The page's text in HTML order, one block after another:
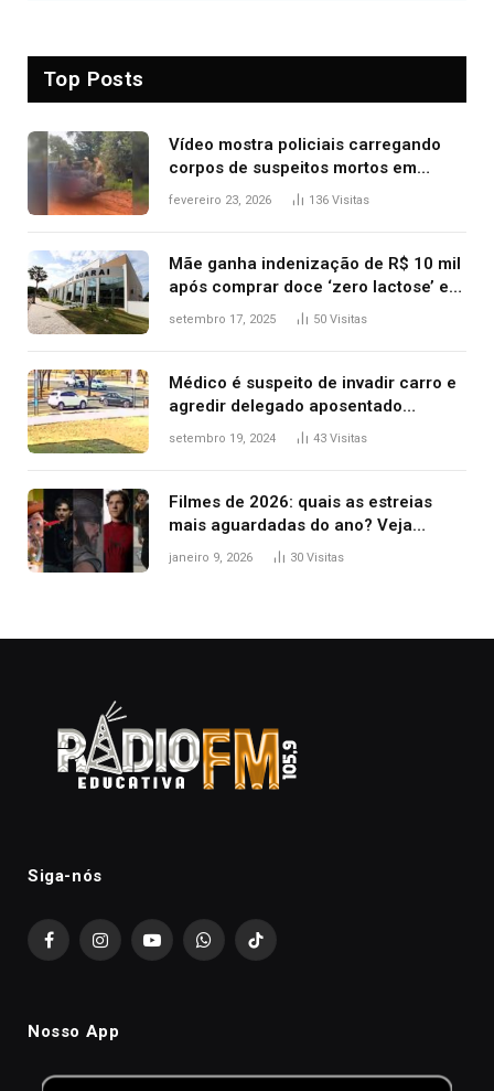
Top Posts
Vídeo mostra policiais carregando
corpos de suspeitos mortos em
confronto dentro de caminhonete
fevereiro 23, 2026 136 Visitas
Mãe ganha indenização de R$ 10 mil
após comprar doce ‘zero lactose’ e
filha ter reação alérgica grave
setembro 17, 2025 50 Visitas
Médico é suspeito de invadir carro e
agredir delegado aposentado
durante confusão no trânsito
setembro 19, 2024 43 Visitas
Filmes de 2026: quais as estreias
mais aguardadas do ano? Veja
principais lançamentos do cinema
janeiro 9, 2026 30 Visitas
Siga-nós
FacebookInstagramYouTubeWhatsAppTikTok
Nosso App